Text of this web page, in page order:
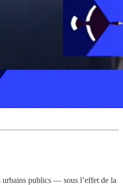
urbains publics — sous l’effet de la